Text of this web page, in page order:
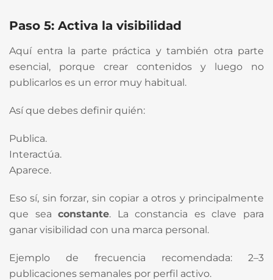
Paso 5: Activa la visibilidad
Aquí entra la parte práctica y también otra parte
esencial, porque crear contenidos y luego no
publicarlos es un error muy habitual.
Así que debes definir quién:
Publica.
Interactúa.
Aparece.
Eso sí, sin forzar, sin copiar a otros y principalmente
que seaconstante. La constancia es clave para
ganar visibilidad con una marca personal.
Ejemplo de frecuencia recomendada: 2–3
publicaciones semanales por perfil activo.